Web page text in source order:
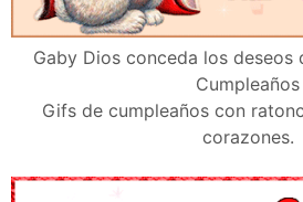
Gaby Dios conceda los deseos
Cumpleaños
Gifs de cumpleaños con
corazones.